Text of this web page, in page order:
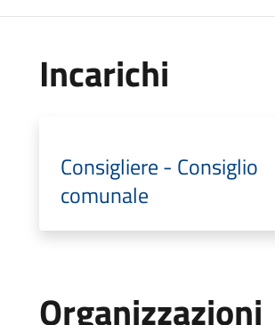
Incarichi
Consigliere - Consiglio
comunale
Organizzazioni